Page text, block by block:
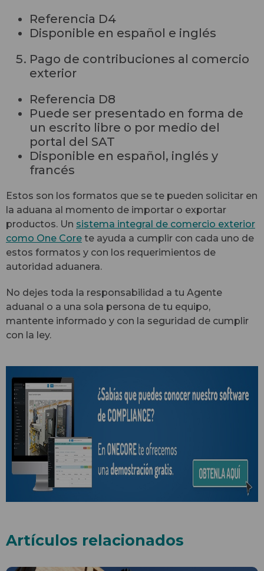
Referencia D4
Disponible en español e inglés
Pago de contribuciones al comercio
exterior
Referencia D8
Puede ser presentado en forma de
un escrito libre o por medio del
portal del SAT
Disponible en español, inglés y
francés
Estos son los formatos que se te pueden solicitar en
la aduana al momento de importar o exportar
productos. Un sistema integral de comercio exterior
como One Core te ayuda a cumplir con cada uno de
estos formatos y con los requerimientos de
autoridad aduanera.
No dejes toda la responsabilidad a tu Agente
aduanal o a una sola persona de tu equipo,
mantente informado y con la seguridad de cumplir
con la ley.
Artículos relacionados